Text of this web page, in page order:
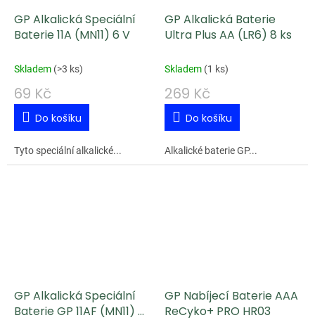
GP Alkalická Speciální
Baterie 11A (MN11) 6 V
Skladem (>3 ks)
69 Kč
Do košíku
Tyto speciální alkalické...
GP Alkalická Baterie
Ultra Plus AA (LR6) 8 ks
Skladem (1 ks)
269 Kč
Do košíku
Alkalické baterie GP...
GP Alkalická Speciální
Baterie GP 11AF (MN11) 6
GP Nabíjecí Baterie AAA
ReCyko+ PRO HR03